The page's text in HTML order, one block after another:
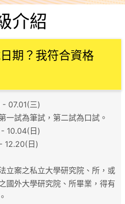
介紹
期？我符合資格
- 07.01(三)
一試為筆試，第二試為口試。
- 10.04(日)
12.20(日)
立案之私立大學研究院、所，或
國外大學研究院、所畢業，得有